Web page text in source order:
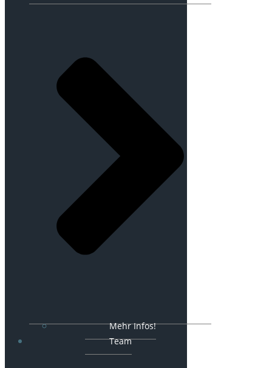
Mehr Infos!
Team